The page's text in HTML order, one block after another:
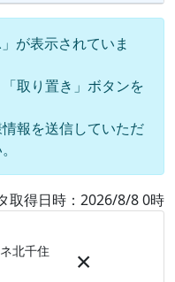
が表示されていま
取り置き」ボタンを
報を送信していただ
取得日時：2026/8/8 0時
北千住
×